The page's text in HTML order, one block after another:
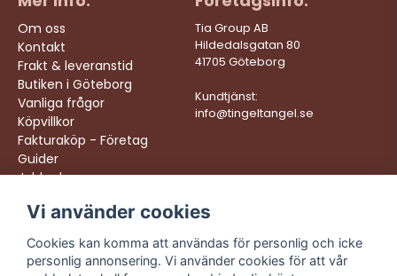
Om oss
Kontakt
Frakt & leveranstid
Butiken i Göteborg
Vanliga frågor
Köpvillkor
Fakturaköp - Företag
Guider
Jobba hos oss
Tia Group AB
Hildedalsgatan 80
41705 Göteborg
Kundtjänst:
info@tingeltangel.se
Följ oss:
Instagram
Facebook
Vi levererar:
Snabba leveranser
Trygga köp
Vi använder cookies
Cookies kan komma att användas för personlig och icke
personlig annonsering. Vi använder cookies för att vår